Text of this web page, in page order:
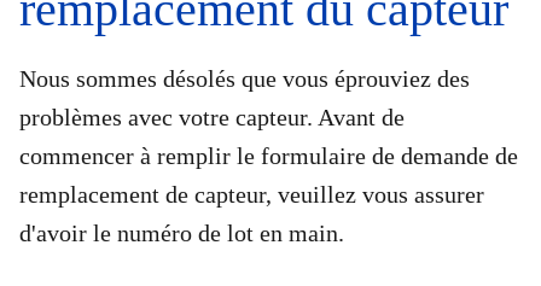
Nous sommes désolés que vous éprouviez des
problèmes avec votre capteur. Avant de
commencer à remplir le formulaire de demande de
remplacement de capteur, veuillez vous assurer
d'avoir le numéro de lot en main.